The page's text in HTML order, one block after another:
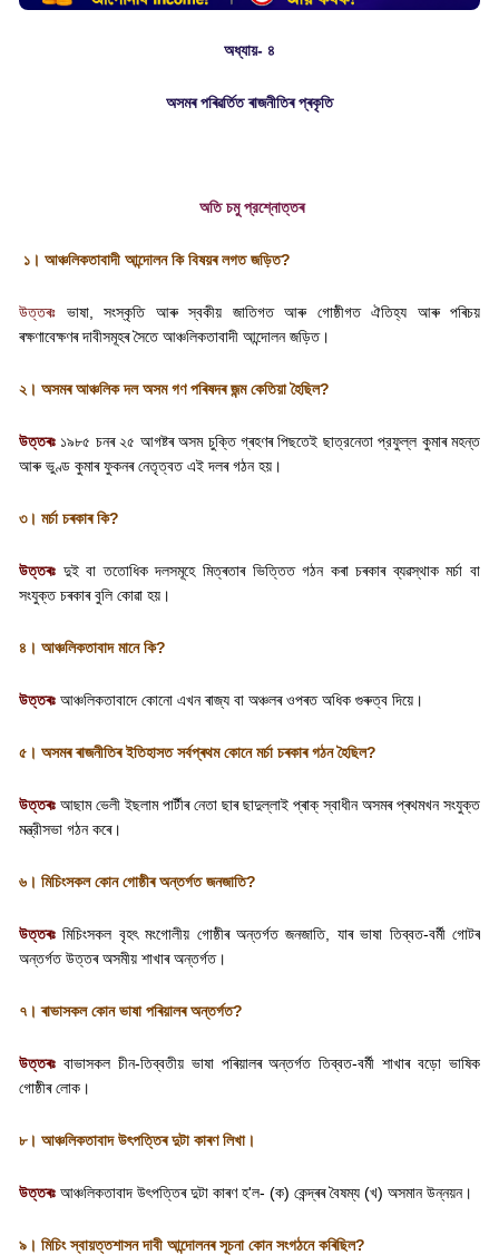
অধ্যায়- ৪
অসমৰ পৰিৱৰ্তিত ৰাজনীতিৰ প্ৰকৃতি
অতি চমু প্রশ্নোত্তৰ
১। আঞ্চলিকতাবাদী আন্দোলন কি বিষয়ৰ লগত জড়িত?
উত্তৰঃ ভাষা, সংস্কৃতি আৰু স্বকীয় জাতিগত আৰু গোষ্ঠীগত ঐতিহ্য আৰু পৰিচয়
ৰক্ষণাবেক্ষণৰ দাবীসমূহৰ সৈতে আঞ্চলিকতাবাদী আন্দোলন জড়িত।
২। অসমৰ আঞ্চলিক দল অসম গণ পৰিষদৰ জন্ম কেতিয়া হৈছিল?
উত্তৰঃ ১৯৮৫ চনৰ ২৫ আগষ্টৰ অসম চুক্তি গ্ৰহণৰ পিছতেই ছাত্রনেতা প্রফুল্ল কুমাৰ মহন্ত
আৰু ভুণ্ড কুমাৰ ফুকনৰ নেতৃত্বত এই দলৰ গঠন হয়।
৩। মৰ্চা চৰকাৰ কি?
উত্তৰঃ দুই বা ততোধিক দলসমূহে মিত্ৰতাৰ ভিত্তিত গঠন কৰা চৰকাৰ ব্যৱস্থাক মর্চা বা
সংযুক্ত চৰকাৰ বুলি কোৱা হয়।
৪। আঞ্চলিকতাবাদ মানে কি?
উত্তৰঃ আঞ্চলিকতাবাদে কোনো এখন ৰাজ্য বা অঞ্চলৰ ওপৰত অধিক গুৰুত্ব দিয়ে।
৫। অসমৰ ৰাজনীতিৰ ইতিহাসত সৰ্বপ্ৰথম কোনে মৰ্চা চৰকাৰ গঠন হৈছিল?
উত্তৰঃ আছাম ভেলী ইছলাম পাৰ্টীৰ নেতা ছাৰ ছাদুল্লাই প্ৰাক্ স্বাধীন অসমৰ প্ৰথমখন সংযুক্ত
মন্ত্রীসভা গঠন কৰে।
৬। মিচিংসকল কোন গোষ্ঠীৰ অন্তৰ্গত জনজাতি?
উত্তৰঃমিচিংসকল বৃহৎ মংগোলীয় গোষ্ঠীৰ অন্তৰ্গত জনজাতি, যাৰ ভাষা তিব্বত-বৰ্মী গোটৰ
অন্তৰ্গত উত্তৰ অসমীয় শাখাৰ অন্তর্গত।
৭। ৰাভাসকল কোন ভাষা পৰিয়ালৰ অন্তর্গত?
উত্তৰঃ বাভাসকল চীন-তিব্বতীয় ভাষা পৰিয়ালৰ অন্তৰ্গত তিব্বত-বর্মী শাখাৰ বড়ো ভাষিক
গোষ্ঠীৰ লোক।
৮। আঞ্চলিকতাবাদ উৎপত্তিৰ দুটা কাৰণ লিখা।
উত্তৰঃ আঞ্চলিকতাবাদ উৎপত্তিৰ দুটা কাৰণ হ'ল- (ক) কেন্দ্ৰৰ বৈষম্য (খ) অসমান উন্নয়ন।
৯। মিচিং স্বায়ত্তশাসন দাবী আন্দোলনৰ সূচনা কোন সংগঠনে কৰিছিল?